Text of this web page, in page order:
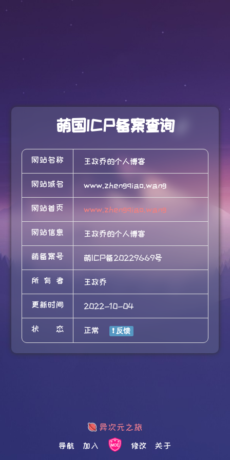
萌国ICP备案查询
网站名称 王政乔的个人博客
网站域名 www.zhengqiao.wang
网站首页 www.zhengqiao.wang
网站信息 王政乔的个人博客
萌备案号 萌ICP备20229669号
所有者 王政乔
更新时间 2022-10-04
状态 正常
导航 加入 修改 关于